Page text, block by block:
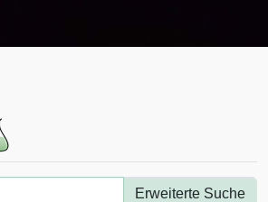
Erweiterte Suche